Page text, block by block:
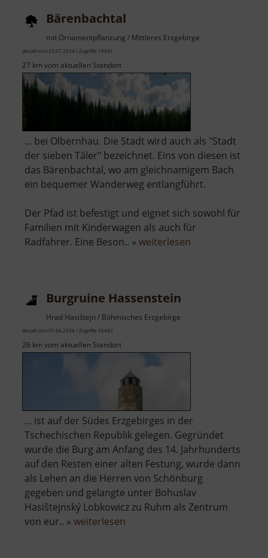
Bärenbachtal
mit Ornamentpflanzung / Mittleres Erzgebirge
aktuell vom 23.07.2024 / Zugriffe: 19041
27 km vom aktuellen Standort
... bei Olbernhau. Die Stadt wird auch als "Stadt
der sieben Täler" bezeichnet. Eins von diesen ist
das Bärenbachtal, wo am gleichnamigem Bach
ein bequemer Wanderweg entlangführt.
Der Pfad ist befestigt und eignet sich sowohl für
Familien mit Kinderwagen als auch für
Radfahrer. Eine Beson.. » weiterlesen
Burgruine Hassenstein
Hrad Hasištejn / Böhmisches Erzgebirge
aktuell vom 07.06.2026 / Zugriffe: 66483
26 km vom aktuellen Standort
... ist auf der Südes Erzgebirges in der
Tschechischen Republik gelegen. Gegründet
wurde die Burg am Anfang des 14. Jahrhunderts
auf den Resten einer alten Festung, wurde dann
als Lehen an die Herren von Schönburg
gegeben und gelangte unter Bohuslav
Hasištejnský Lobkowicz zu Ruhm als Zentrum
von eur.. » weiterlesen